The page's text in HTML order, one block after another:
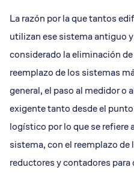
La razón por la que tantos
utilizan ese sistema antiguo
considerado la eliminación
reemplazo de los sistemas
general, el paso al medidor o
exigente tanto desde el
logístico por lo que se refiere
sistema, con el reemplazo
reductores y contadores